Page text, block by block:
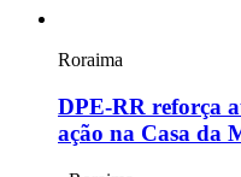
Roraima
DPE-RR reforça
ação na Casa da